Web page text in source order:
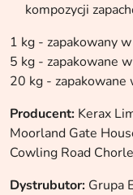
kompozycji
1 kg - zapakowany
5 kg - zapakowane
20 kg - zapakowane
Producent: Kerax
Moorland Gate
Cowling Road
Dystrubutor: Grupa